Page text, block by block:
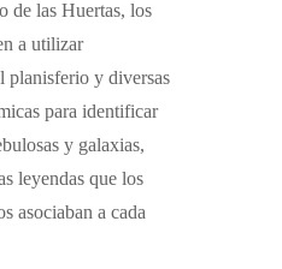
de las Huertas, los
a utilizar
planisferio y diversas
para identificar
y galaxias,
leyendas que los
asociaban a cada